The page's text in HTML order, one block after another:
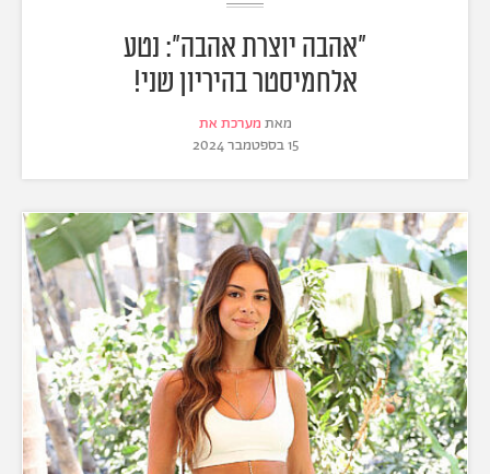
"אהבה יוצרת אהבה": נטע
אלחמיסטר בהיריון שני!
מאת מערכת את
15 בספטמבר 2024